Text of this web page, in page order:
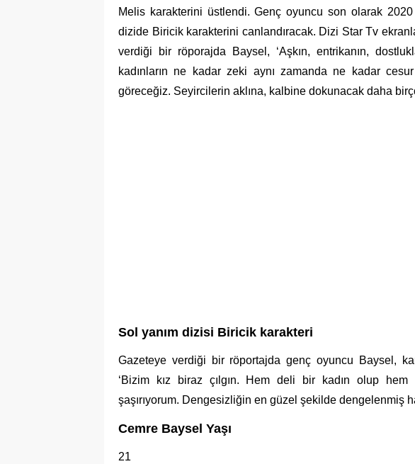
Melis karakterini üstlendi. Genç oyuncu son olarak 2020
dizide Biricik karakterini canlandıracak. Dizi Star Tv
verdiği bir röporajda Baysel, ‘Aşkın, entrikanın,
kadınların ne kadar zeki aynı zamanda ne kadar
göreceğiz. Seyircilerin aklına, kalbine dokunacak daha
Sol yanım dizisi Biricik karakteri
Gazeteye verdiği bir röportajda genç oyuncu Baysel,
‘Bizim kız biraz çılgın. Hem deli bir kadın olup hem
şaşırıyorum. Dengesizliğin en güzel şekilde dengelenmiş
Cemre Baysel Yaşı
21